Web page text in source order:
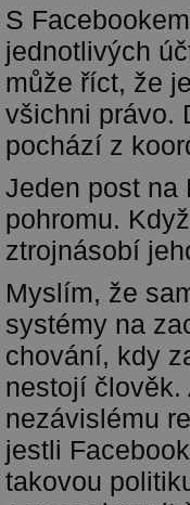
S
jednotlivých
může říct, že
všichni právo.
pochází z
Jeden post na
pohromu.
ztrojnásobí
Myslím, že
systémy na
chování, kdy
nestojí člověk.
nezávislému
jestli
takovou